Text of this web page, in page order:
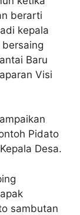
berarti
kepala
Baru
Visi
Pidato
Desa.
sambutan